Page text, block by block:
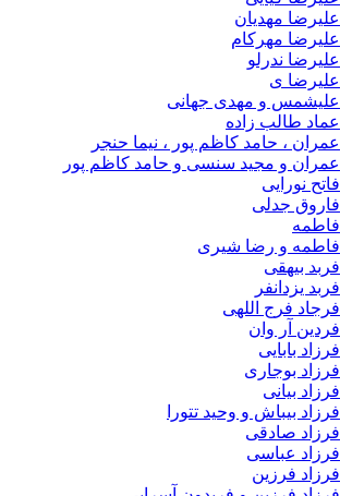
علیرضا مهدیان
علیرضا مهرکام
علیرضا ندرلو
علیرضا ی
علیشمس و مهدی جهانی
عماد طالب زاده
عمران ، حامد کاظم پور ، نیما حنجر
عمران و مجید سنسی و حامد کاظم پور
فاتح نورایی
فاروق جدلی
فاطمه
فاطمه و رضا شیری
فربد بیهقی
فربد یزدانفر
فرجاد فرج اللهی
فردین آر وان
فرزاد بابایی
فرزاد بوجاری
فرزاد بیانی
فرزاد بیباش و وحید تتورا
فرزاد صادقی
فرزاد عباسی
فرزاد فرزین